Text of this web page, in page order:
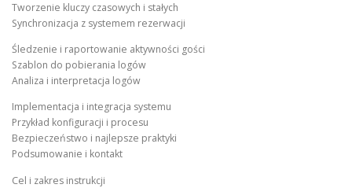
Tworzenie kluczy czasowych i stałych
Synchronizacja z systemem rezerwacji
Śledzenie i raportowanie aktywności gości
Szablon do pobierania logów
Analiza i interpretacja logów
Implementacja i integracja systemu
Przykład konfiguracji i procesu
Bezpieczeństwo i najlepsze praktyki
Podsumowanie i kontakt
Cel i zakres instrukcji